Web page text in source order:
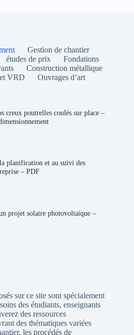
Gestion de chantier
études de prix
Fondations
Construction métallique
VRD
Ouvrages d’art
creux poutrelles coulés sur place –
planification et au suivi des
– PDF
projet solaire photovoltaïque –
sur ce site sont spécialement
des étudiants, enseignants
des ressources
des thématiques variées
les procédés de